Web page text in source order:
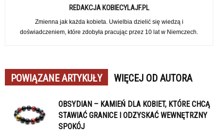
REDAKCJA KOBIECYLAJF.PL
Zmienna jak każda kobieta. Uwielbia dzielić się wiedzą i
doświadczeniem, które zdobyła pracując przez 10 lat w Niemczech.
POWIĄZANE ARTYKUŁY WIĘCEJ OD AUTORA
OBSYDIAN – KAMIEŃ DLA KOBIET, KTÓRE CHCĄ
STAWIAĆ GRANICE I ODZYSKAĆ WEWNĘTRZNY
SPOKÓJ